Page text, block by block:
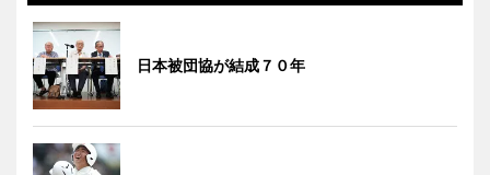
日本被団協が結成７０年